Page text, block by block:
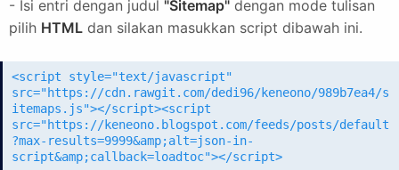
- Isi entri dengan judul "Sitemap" dengan mode tulisan
pilih HTML dan silakan masukkan script dibawah ini.
<script style="text/javascript"
src="https://cdn.rawgit.com/dedi96/keneono/989b7ea4/s
itemaps.js"></script><script
src="https://keneono.blogspot.com/feeds/posts/default
?max-results=9999&amp;alt=json-in-
script&amp;callback=loadtoc"></script>